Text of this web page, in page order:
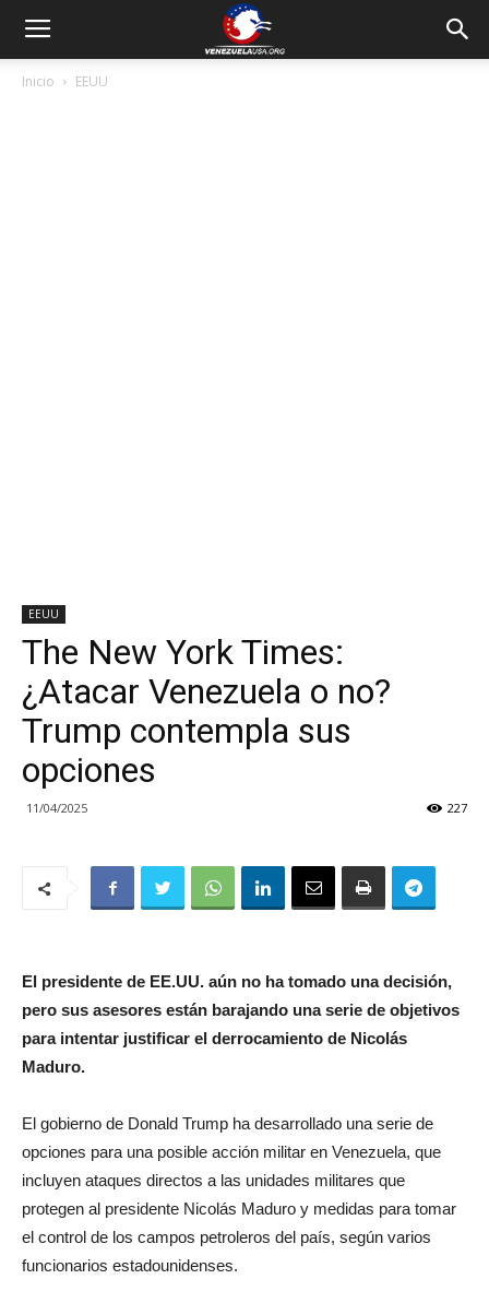
Inicio EEUU
EEUU
The New York Times:
¿Atacar Venezuela o no?
Trump contempla sus
opciones
11/04/2025 227
El presidente de EE.UU. aún no ha tomado una decisión,
pero sus asesores están barajando una serie de objetivos
para intentar justificar el derrocamiento de Nicolás
Maduro.
El gobierno de Donald Trump ha desarrollado una serie de
opciones para una posible acción militar en Venezuela, que
incluyen ataques directos a las unidades militares que
protegen al presidente Nicolás Maduro y medidas para tomar
el control de los campos petroleros del país, según varios
funcionarios estadounidenses.